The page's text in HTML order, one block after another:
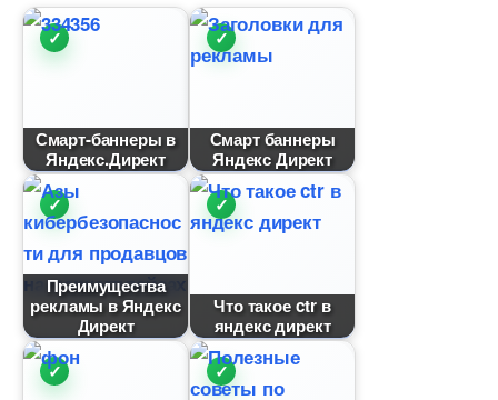
Смарт-баннеры
Яндекс.Директ
Смарт баннеры
Яндекс Директ
Преимущества
рекламы в Яндекс
Директ
Что такое ctr
яндекс директ